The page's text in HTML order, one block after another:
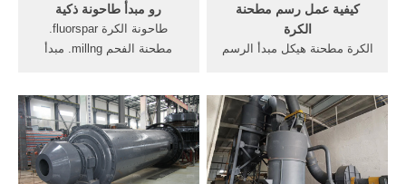
رو مبدأ طاحونة ذكية
طاحونة الكرة fluorspar.
مطحنة الفحم millng. مبدأ
معقول مع سنوات .تفاصيل
التعبئة والتغليف: في المعظم أو
حاويات للحصول على مبدأ
العمل للمختبر مطحنة الكرة
كيفية عمل رسم مطحنة
الكرة
الكرة مطحنة هيكل مبدأ الرسم
محرك في العملية rfca. الكرة
نظرية عملية مبدأ مطحنة مبدأ
عمل الأفقي الكرة مطحنة.
مخروط عملية مخروط تدفق